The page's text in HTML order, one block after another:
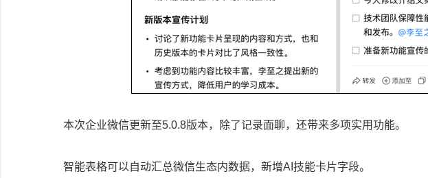
本次企业微信更新至5.0.8版本，除了记录面聊，还带来多项实用功能。
智能表格可以自动汇总微信生态内数据，新增AI技能卡片字段。